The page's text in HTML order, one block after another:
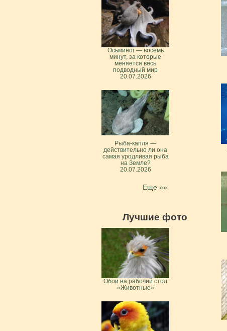
Осьминог — восемь
минут, за которые
меняется весь
подводный мир
20.07.2026
Рыба-капля —
действительно ли она
самая уродливая рыба
на Земле?
20.07.2026
Еще »»
Лучшие фото
Обои на рабочий стол
«Животные»